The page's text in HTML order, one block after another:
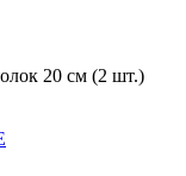
20 см (2 шт.)